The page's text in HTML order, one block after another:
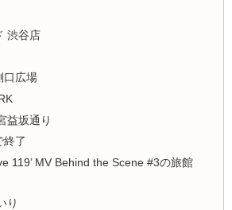
渋谷店
口広場
益坂通り
終了
119’ MV Behind the Scene #3の旅館
り